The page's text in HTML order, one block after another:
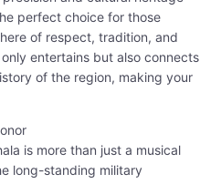
perfect choice for those
of respect, tradition, and
entertains but also connects
of the region, making your
is more than just a musical
long-standing military